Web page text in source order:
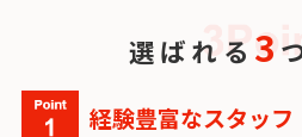
選ばれる 3
経験豊富なスタッフ